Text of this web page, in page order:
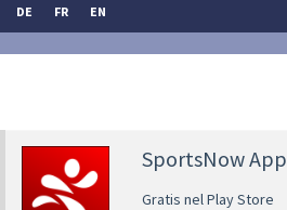
DE FR EN
SportsNow App
Gratis nel Play Store